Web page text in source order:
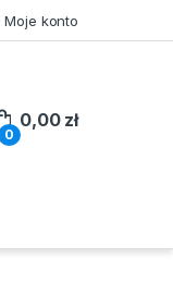
Moje konto
0
0,00 zł